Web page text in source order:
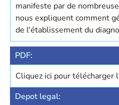
manifeste par de
nous expliquent comment
de l'établissement du
PDF:
Cliquez ici pour télécharger
Depot legal: